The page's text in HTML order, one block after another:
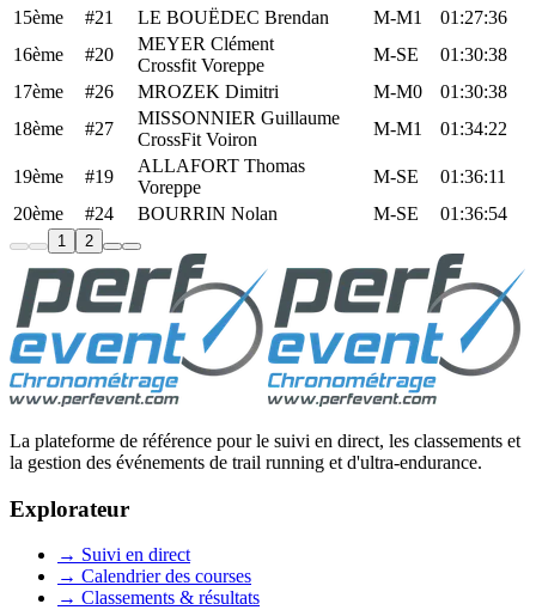
15ème
#21 LE BOUËDEC Brendan M-M1
01:27:36
16ème
#20
MEYER Clément
Crossfit Voreppe
M-SE
01:30:38
17ème
#26 MROZEK Dimitri M-M0
01:30:38
18ème
#27
MISSONNIER Guillaume
CrossFit Voiron
M-M1 01:34:22
19ème #19
ALLAFORT Thomas
Voreppe
M-SE
01:36:11
20ème
#24 BOURRIN Nolan M-SE 01:36:54
1 2
La plateforme de référence pour le suivi en direct, les classements et
la gestion des événements de trail running et d'ultra-endurance.
Explorateur
→ Suivi en direct
→ Calendrier des courses
→ Classements & résultats